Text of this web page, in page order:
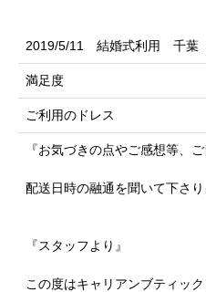
2019/5/11 結婚式利用 千葉
満足度
ご利用のドレス
『お気づきの点やご感想等、
配送日時の融通を聞いて下さ
『スタッフより』
この度はキャリアンブティッ